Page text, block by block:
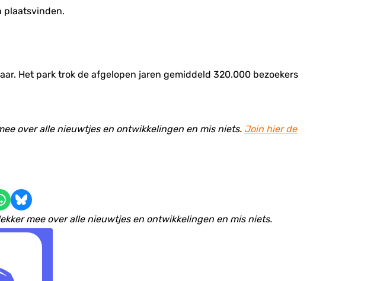
plaatsvinden.
Het park trok de afgelopen jaren gemiddeld 320.000 bezoekers
over alle nieuwtjes en ontwikkelingen en mis niets. Join hier de
Share on Bluesky
mee over alle nieuwtjes en ontwikkelingen en mis niets.